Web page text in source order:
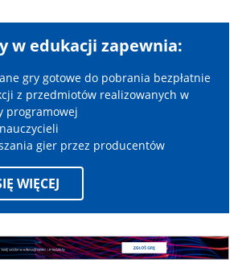
w edukacji zapewnia:
gry gotowe do pobrania bezpłatnie
z przedmiotów realizowanych w
programowej
gier przez producentów
WIĘCEJ